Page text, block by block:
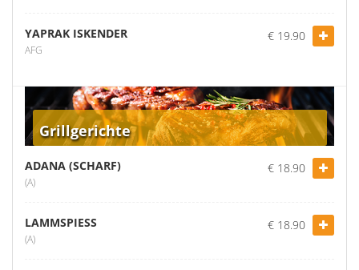
YAPRAK ISKENDER
AFG
€ 19.90
Grillgerichte
ADANA (SCHARF)
(A)
€ 18.90
LAMMSPIESS
(A)
€ 18.90